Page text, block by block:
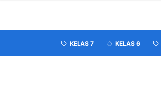
KELAS 7 KELAS 6